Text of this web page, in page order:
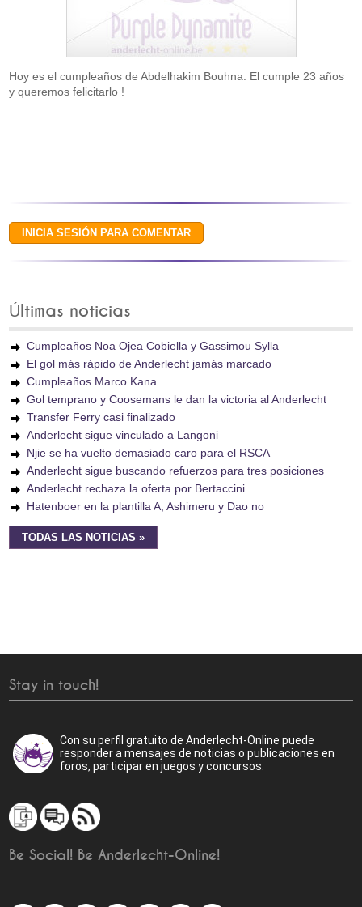
Hoy es el cumpleaños de Abdelhakim Bouhna. El cumple 23 años
y queremos felicitarlo !
Últimas noticias
Cumpleaños Noa Ojea Cobiella y Gassimou Sylla
El gol más rápido de Anderlecht jamás marcado
Cumpleaños Marco Kana
Gol temprano y Coosemans le dan la victoria al Anderlecht
Transfer Ferry casi finalizado
Anderlecht sigue vinculado a Langoni
Njie se ha vuelto demasiado caro para el RSCA
Anderlecht sigue buscando refuerzos para tres posiciones
Anderlecht rechaza la oferta por Bertaccini
Hatenboer en la plantilla A, Ashimeru y Dao no
TODAS LAS NOTICIAS »
Stay in touch!
Con su perfil gratuito de Anderlecht-Online puede
responder a mensajes de noticias o publicaciones en
foros, participar en juegos y concursos.
Be Social! Be Anderlecht-Online!